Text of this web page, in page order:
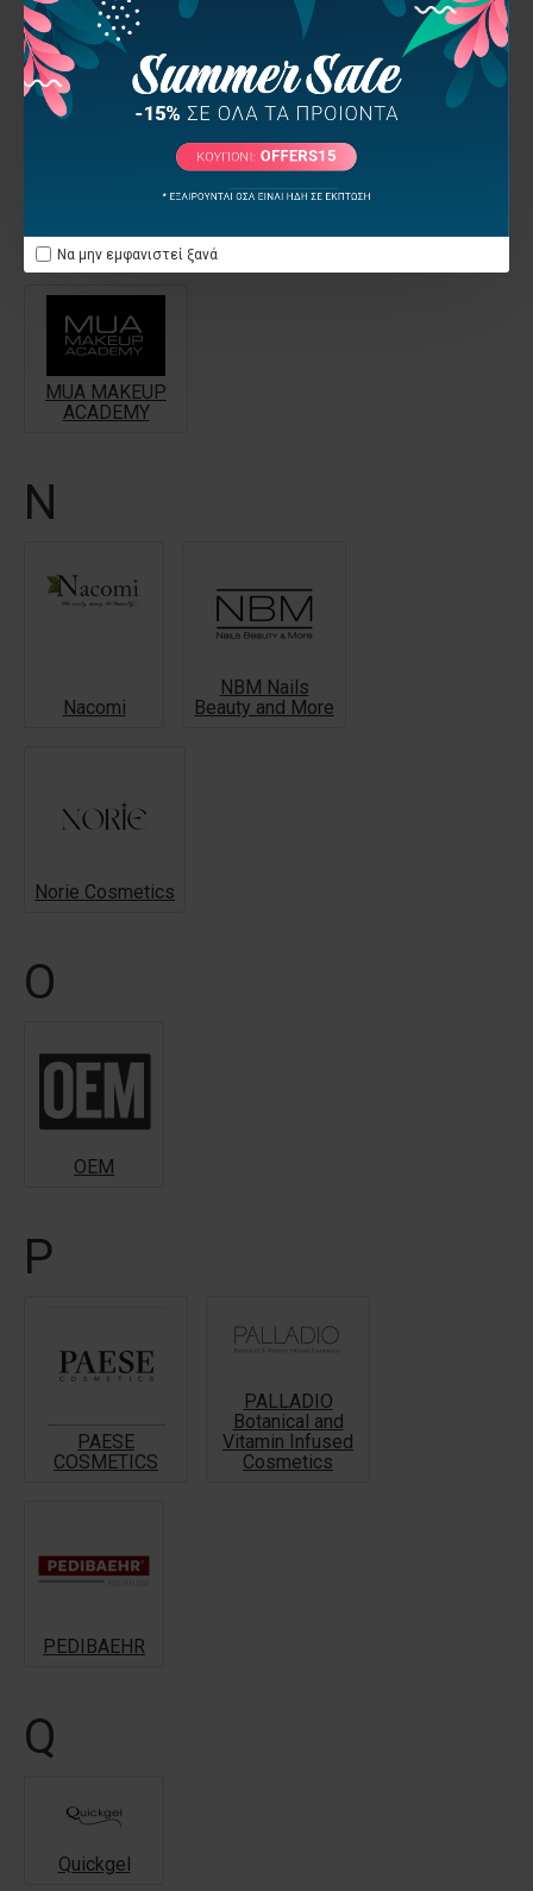
Να μην εμφανιστεί ξανά
MEDIPEEL MISSHA Mixcoco
MON REVE MORFOSE
MUA MAKEUP
ACADEMY
N
Nacomi
NBM Nails
Beauty and More
Norie Cosmetics
O
OEM
P
PAESE
COSMETICS
PALLADIO
Botanical and
Vitamin Infused
Cosmetics
PEDIBAEHR
Q
Quickgel